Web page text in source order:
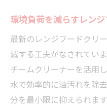
環境負荷を減らすレン
最新のレンジフードクリ
減する工夫がなされてい
チームクリーナーを活用
水で効率的に油汚れを除
分を最小限に抑えられま